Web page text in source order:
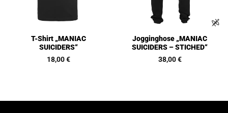
T-Shirt „MANIAC
SUICIDERS“
18,00€
Jogginghose „MANIAC
SUICIDERS – STICHED“
38,00€